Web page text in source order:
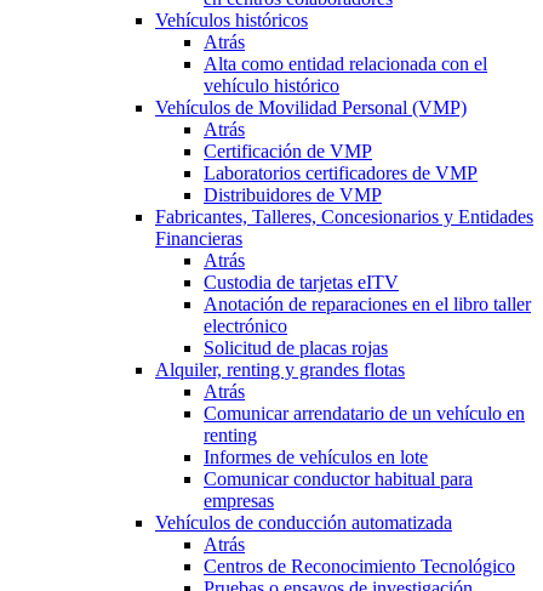
Vehículos históricos
Atrás
Alta como entidad relacionada con el
vehículo histórico
Vehículos de Movilidad Personal (VMP)
Atrás
Certificación de VMP
Laboratorios certificadores de VMP
Distribuidores de VMP
Fabricantes, Talleres, Concesionarios y Entidades
Financieras
Atrás
Custodia de tarjetas eITV
Anotación de reparaciones en el libro taller
electrónico
Solicitud de placas rojas
Alquiler, renting y grandes flotas
Atrás
Comunicar arrendatario de un vehículo en
renting
Informes de vehículos en lote
Comunicar conductor habitual para
empresas
Vehículos de conducción automatizada
Atrás
Centros de Reconocimiento Tecnológico